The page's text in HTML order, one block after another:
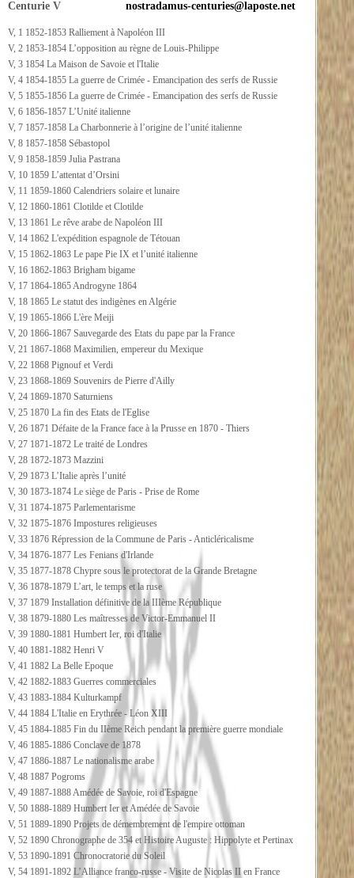
Centurie V
V, 1 1852-1853 Ralliement à Napoléon III
V, 2 1853-1854 L’opposition au règne de Louis-Philippe
V, 3 1854 La Maison de Savoie et l'Italie
V, 4 1854-1855 La guerre de Crimée - Emancipation des serfs de Russie
V, 5 1855-1856 La guerre de Crimée - Emancipation des serfs de Russie
V, 6 1856-1857 L’Unité italienne
V, 7 1857-1858 La Charbonnerie à l’origine de l’unité italienne
V, 8 1857-1858 Sébastopol
V, 9 1858-1859 Julia Pastrana
V, 10 1859 L’attentat d’Orsini
V, 11 1859-1860 Calendriers solaire et lunaire
V, 12 1860-1861 Clotilde et Clotilde
V, 13 1861 Le rêve arabe de Napoléon III
V, 14 1862 L'expédition espagnole de Tétouan
V, 15 1862-1863 Le pape Pie IX et l’unité italienne
V, 16 1862-1863 Brigham bigame
V, 17 1864-1865 Androgyne 1864
V, 18 1865 Le statut des indigènes en Algérie
V, 19 1865-1866 L'ère Meiji
V, 20 1866-1867 Sauvegarde des Etats du pape par la France
V, 21 1867-1868 Maximilien, empereur du Mexique
V, 22 1868 Pignouf et Verdi
V, 23 1868-1869 Souvenirs de Pierre d'Ailly
V, 24 1869-1870 Saturniens
V, 25 1870 La fin des Etats de l'Eglise
V, 26 1871 Défaite de la France face à la Prusse en 1870 - Thiers
V, 27 1871-1872 Le traité de Londres
V, 28 1872-1873 Mazzini
V, 29 1873 L’Italie après l’unité
V, 30 1873-1874 Le siège de Paris - Prise de Rome
V, 31 1874-1875 Parlementarisme
V, 32 1875-1876 Impostures religieuses
V, 33 1876 Répression de la Commune de Paris - Anticléricalisme
V, 34 1876-1877 Les Fenians d'Irlande
V, 35 1877-1878 Chypre sous le protectorat de la Grande Bretagne
V, 36 1878-1879 L’art, le temps et la ruse
V, 37 1879 Installation définitive de la IIIème République
V, 38 1879-1880 Les maîtresses de Victor-Emmanuel II
V, 39 1880-1881 Humbert Ier, roi d'Italie
V, 40 1881-1882 Henri V
V, 41 1882 La Belle Epoque
V, 42 1882-1883 Guerres commerciales
V, 43 1883-1884 Kulturkampf
V, 44 1884 L'Italie en Erythrée - Léon XIII
V, 45 1884-1885 Fin du IIème Reich pendant la première guerre mondiale
V, 46 1885-1886 Conclave de 1878
V, 47 1886-1887 Le nationalisme arabe
V, 48 1887 Pogroms
V, 49 1887-1888 Amédée de Savoie, roi d'Espagne
V, 50 1888-1889 Humbert Ier et Amédée de Savoie
V, 51 1889-1890 Projets de démembrement de l'empire ottoman
V, 52 1890 Chronographe de 354 et Histoire Auguste : Hippolyte et Pertinax
V, 53 1890-1891 Chronocratorie du Soleil
V, 54 1891-1892 L’Alliance franco-russe - Visite de Nicolas II en France
nostradamus-centuries@laposte.net